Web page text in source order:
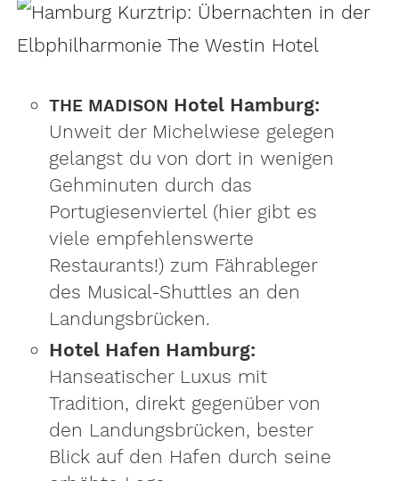
THE MADISON Hotel Hamburg:
Unweit der Michelwiese gelegen
gelangst du von dort in wenigen
Gehminuten durch das
Portugiesenviertel (hier gibt es
viele empfehlenswerte
Restaurants!) zum Fährableger
des Musical-Shuttles an den
Landungsbrücken.
Hotel Hafen Hamburg:
Hanseatischer Luxus mit
Tradition, direkt gegenüber von
den Landungsbrücken, bester
Blick auf den Hafen durch seine